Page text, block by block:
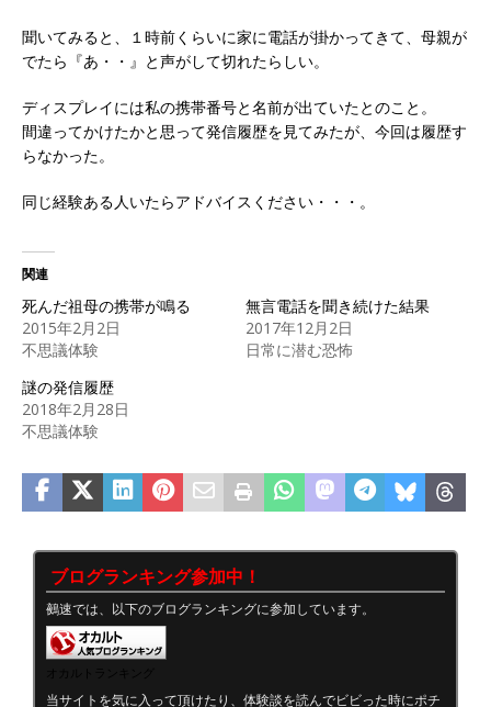
聞いてみると、１時前くらいに家に電話が掛かってきて、母親が
でたら『あ・・』と声がして切れたらしい。
ディスプレイには私の携帯番号と名前が出ていたとのこと。
間違ってかけたかと思って発信履歴を見てみたが、今回は履歴す
らなかった。
同じ経験ある人いたらアドバイスください・・・。
関連
死んだ祖母の携帯が鳴る
2015年2月2日
不思議体験
無言電話を聞き続けた結果
2017年12月2日
日常に潜む恐怖
謎の発信履歴
2018年2月28日
不思議体験
ブログランキング参加中！
鵺速では、以下のブログランキングに参加しています。
当サイトを気に入って頂けたり、体験談を読んでビビった時にポチ